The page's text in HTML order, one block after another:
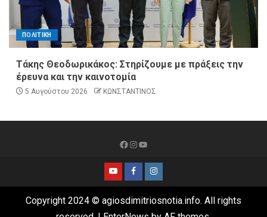
ΠΟΛΙΤΙΚΗ
Τάκης Θεοδωρικάκος: Στηρίζουμε με πράξεις την
έρευνα και την καινοτομία
5 Αυγούστου 2026 ΚΩΝΣΤΑΝΤΙΝΟΣ
Copyright 2024 © agiosdimitriosnotia.info. All rights